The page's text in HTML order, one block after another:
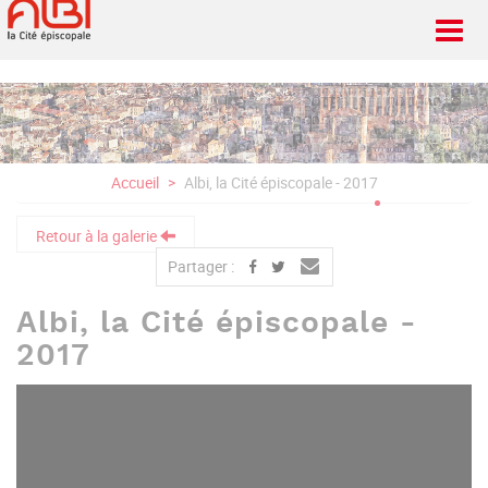
Aller
au
Accueil Albi, la Cité épiscopale - 2017
Retour à la galerie
Partager :
Albi, la Cité épiscopale -
2017